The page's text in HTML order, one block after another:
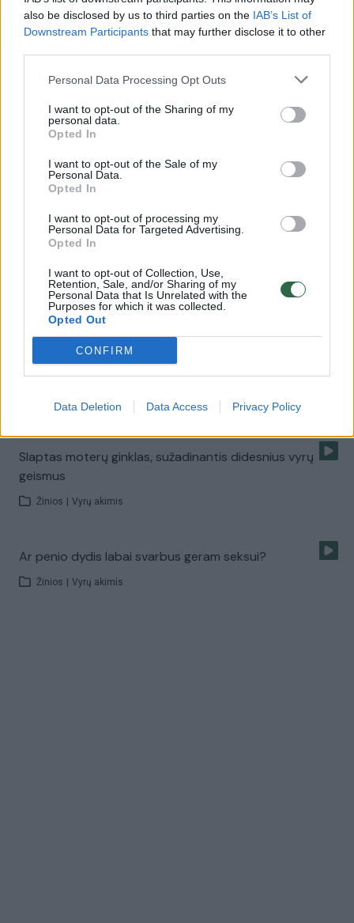
also be disclosed by us to third parties on the IAB’s List of
Downstream Participants that may further disclose it to other
Personal Data Processing Opt Outs
I want to opt-out of the Sharing of my
personal data.
Opted In
I want to opt-out of the Sale of my
Personal Data.
Opted In
I want to opt-out of processing my
Personal Data for Targeted Advertising.
Opted In
I want to opt-out of Collection, Use,
Retention, Sale, and/or Sharing of my
Personal Data that Is Unrelated with the
Purposes for which it was collected.
Opted Out
CONFIRM
Data Deletion Data Access Privacy Policy
Žinios Vyrų akimis
Auskarai intymiose vietose – dėl aštresnių seksualinių
pojūčių?
Žinios
Tie, kurie Kalėdų nelaukia: juk rytoj vėl keiksimės ir
meluosime
būdus
Žinios | Vyrų akimis
Nimfomanė: reikia 6-7 orgazmų per dieną, bet ji nėra
ligonė
Žinios Vyrų akimis
Slaptas moterų ginklas, sužadinantis didesnius vyrų
geismus
Žinios Vyrų akimis
Ar penio dydis labai svarbus geram seksui?
Žinios Vyrų akimis